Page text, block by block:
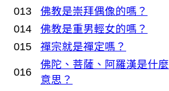
013
佛教是崇拜偶像的嗎？
014
佛教是重男輕女的嗎？
015
禪宗就是禪定嗎？
016
佛陀、菩薩、阿羅漢是什麼
意思？